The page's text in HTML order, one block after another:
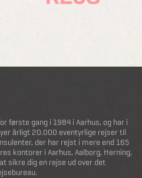
første gang i 1984 i Aarhus, og har i
årligt 20.000 eventyrlige rejser til
der har rejst i mere end 165
kontorer i Aarhus, Aalborg, Herning,
sikre dig en rejse ud over det
.